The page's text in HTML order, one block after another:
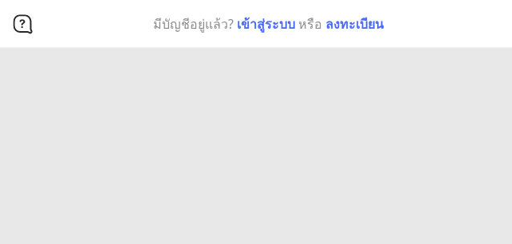
มีบัญชีอยู่แล้ว? เข้าสู่ระบบ หรือ ลงทะเบียน